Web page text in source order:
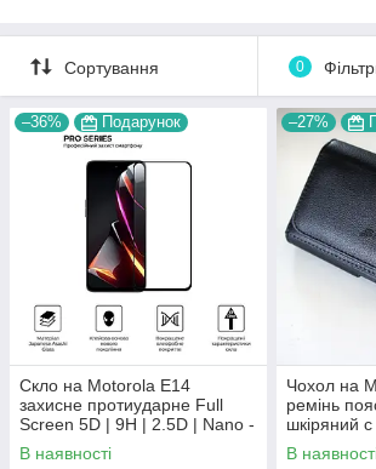
Сортування 0
–36% Подарунок
Скло на Motorola E14
захисне протиударне Full
Screen 5D | 9H | 2.5D | Nano -
покриття "HYPER"
В наявності
–27%
Чохол на
ремінь
шкіряний
"RAMOS"
В